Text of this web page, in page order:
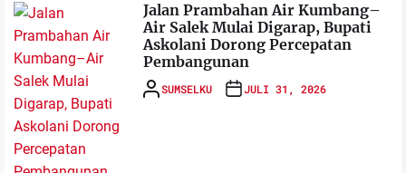
Jalan Prambahan Air Kumbang–
Air Salek Mulai Digarap, Bupati
Askolani Dorong Percepatan
Pembangunan
SUMSELKU JULI 31, 2026